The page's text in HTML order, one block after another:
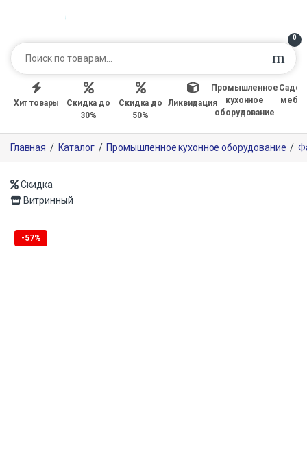
0
Хит товары
Скидка до
30%
Скидка до
50%
Ликвидация
Промышленное
кухонное
оборудование
Главная / Каталог / Промышленное кухонное оборудование /
Скидка
Витринный
-57%